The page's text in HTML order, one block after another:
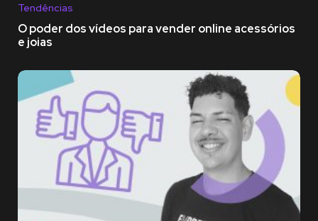
Tendências
O poder dos vídeos para vender online acessórios
e joias